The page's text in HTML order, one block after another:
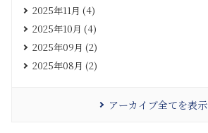
2025年11月 (4)
2025年10月 (4)
2025年09月 (2)
2025年08月 (2)
アーカイブ全てを表示